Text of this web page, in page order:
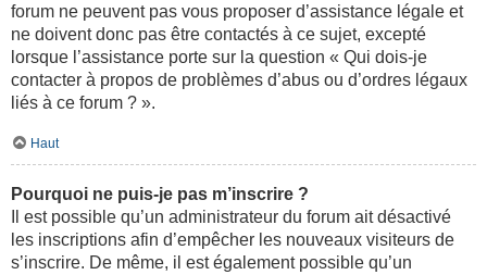
forum ne peuvent pas vous proposer d’assistance légale et
ne doivent donc pas être contactés à ce sujet, excepté
lorsque l’assistance porte sur la question « Qui dois-je
contacter à propos de problèmes d’abus ou d’ordres légaux
liés à ce forum ? ».
Haut
Pourquoi ne puis-je pas m’inscrire ?
Il est possible qu’un administrateur du forum ait désactivé
les inscriptions afin d’empêcher les nouveaux visiteurs de
s’inscrire. De même, il est également possible qu’un